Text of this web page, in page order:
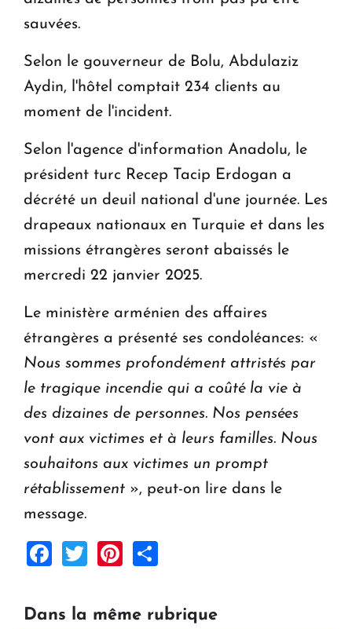
sauvées.
Selon le gouverneur de Bolu, Abdulaziz
Aydin, l'hôtel comptait 234 clients au
moment de l'incident.
Selon l'agence d'information Anadolu, le
président turc Recep Tacip Erdogan a
décrété un deuil national d'une journée. Les
drapeaux nationaux en Turquie et dans les
missions étrangères seront abaissés le
mercredi 22 janvier 2025.
Le ministère arménien des affaires
étrangères a présenté ses condoléances: «
Nous sommes profondément attristés par
le tragique incendie qui a coûté la vie à
des dizaines de personnes. Nos pensées
vont aux victimes et à leurs familles. Nous
souhaitons aux victimes un prompt
rétablissement », peut-on lire dans le
message.
Facebook
TwitterPinterest
Dans la même rubrique